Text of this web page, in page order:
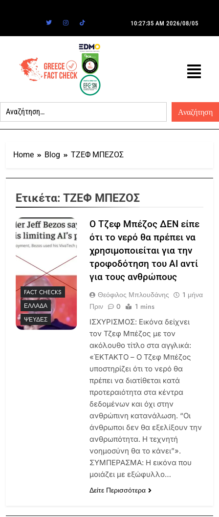
10:27:35 AM 2026/08/05
Home Blog ΤΖΕΦ ΜΠΕΖΟΣ
Ετικέτα: ΤΖΕΦ ΜΠΕΖΟΣ
FACT CHECKS
ΕΛΛΆΔΑ
ΨΕΥΔΈΣ
Ο Τζεφ Μπέζος ΔΕΝ είπε
ότι το νερό θα πρέπει να
χρησιμοποιείται για την
τροφοδότηση του ΑΙ αντί
για τους ανθρώπους
Θεόφιλος Μπλουδάνης
1 μήνα
Πριν
0 1 mins
ΙΣΧΥΡΙΣΜΟΣ: Εικόνα δείχνει
τον Τζεφ Μπέζος με τον
ακόλουθο τίτλο στα αγγλικά:
«ΈΚΤΑΚΤΟ – Ο Τζεφ Μπέζος
υποστηρίζει ότι το νερό θα
πρέπει να διατίθεται κατά
προτεραιότητα στα κέντρα
δεδομένων και όχι στην
ανθρώπινη κατανάλωση. “Οι
άνθρωποι δεν θα εξελίξουν την
ανθρωπότητα. Η τεχνητή
νοημοσύνη θα το κάνει”».
ΣΥΜΠΕΡΑΣΜΑ: Η εικόνα που
μοιάζει με εξώφυλλο…
Δείτε Περισσότερα